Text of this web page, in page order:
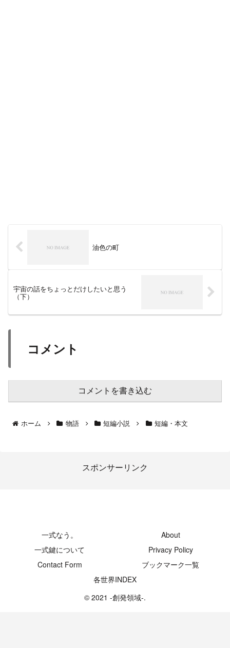
油色の町
宇宙の話をちょっとだけしたいと思う
（下）
コメント
コメントを書き込む
ホーム 物語 短編小説 短編・本文
スポンサーリンク
一式なう。
About
一式鍵について
Privacy Policy
Contact Form
ブックマーク一覧
各世界INDEX
© 2021 -創発領域-.